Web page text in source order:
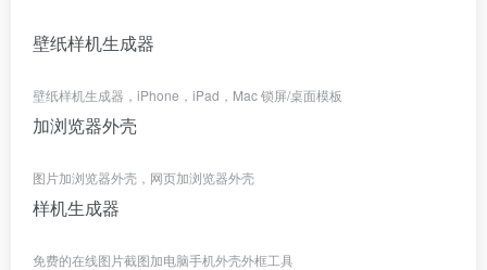
壁纸样机生成器
壁纸样机生成器，iPhone，iPad，Mac 锁屏/桌面模板
加浏览器外壳
图片加浏览器外壳，网页加浏览器外壳
样机生成器
免费的在线图片截图加电脑手机外壳外框工具